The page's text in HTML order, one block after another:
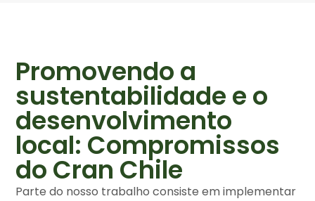
Promovendo a
sustentabilidade e o
desenvolvimento
local: Compromissos
do Cran Chile
Parte do nosso trabalho consiste em implementar